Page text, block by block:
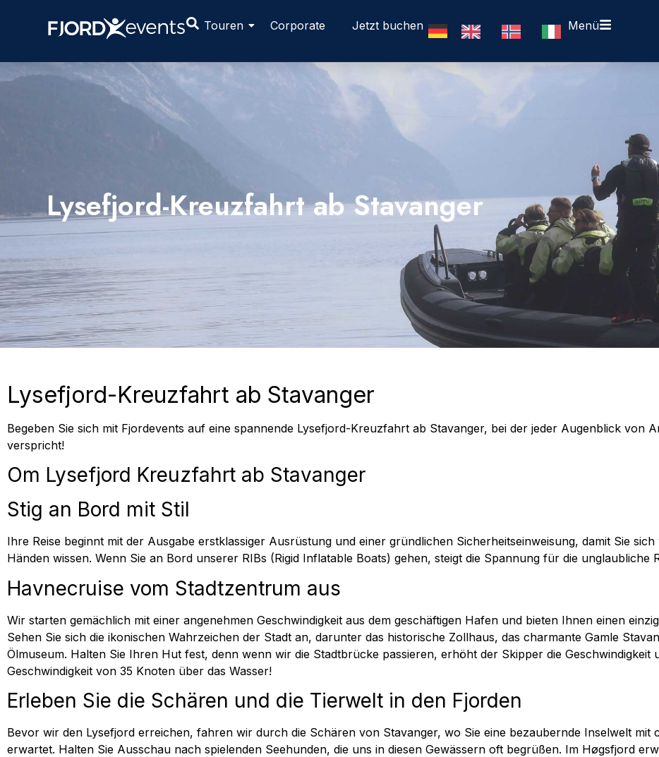
Touren Corporate Jetzt buchen Menü
Lysefjord-Kreuzfahrt ab Stavanger
Lysefjord-Kreuzfahrt ab Stavanger
Begeben Sie sich mit Fjordevents auf eine spannende Lysefjord-Kreuzfahrt ab Stavanger, bei der jeder Augenblick von
verspricht!
Om Lysefjord Kreuzfahrt ab Stavanger
Stig an Bord mit Stil
Ihre Reise beginnt mit der Ausgabe erstklassiger Ausrüstung und einer gründlichen Sicherheitseinweisung, damit Sie
Händen wissen. Wenn Sie an Bord unserer RIBs (Rigid Inflatable Boats) gehen, steigt die Spannung für die unglaubliche
Havnecruise vom Stadtzentrum aus
Wir starten gemächlich mit einer angenehmen Geschwindigkeit aus dem geschäftigen Hafen und bieten Ihnen einen
Sehen Sie sich die ikonischen Wahrzeichen der Stadt an, darunter das historische Zollhaus, das charmante Gamle
Ölmuseum. Halten Sie Ihren Hut fest, denn wenn wir die Stadtbrücke passieren, erhöht der Skipper die Geschwindigkeit
Geschwindigkeit von 35 Knoten über das Wasser!
Erleben Sie die Schären und die Tierwelt in den Fjorden
Bevor wir den Lysefjord erreichen, fahren wir durch die Schären von Stavanger, wo Sie eine bezaubernde Inselwelt mit
erwartet. Halten Sie Ausschau nach spielenden Seehunden, die uns in diesen Gewässern oft begrüßen. Im Høgsfjord